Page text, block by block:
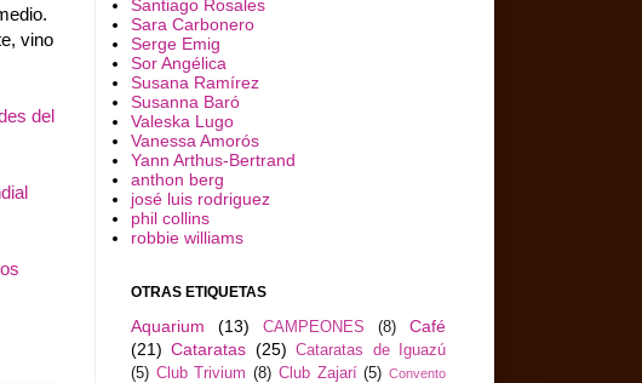
vino
del
Santiago Rosales
Sara Carbonero
Serge Emig
Sor Angélica
Susana Ramírez
Susanna Baró
Valeska Lugo
Vanessa Amorós
Yann Arthus-Bertrand
anthon berg
josé luis rodriguez
phil collins
robbie williams
OTRAS ETIQUETAS
Aquarium (13) CAMPEONES (8)
Café
(21) Cataratas (25) Cataratas de Iguazú
(5) Club Trivium (8) Club Zajarí (5) Convento